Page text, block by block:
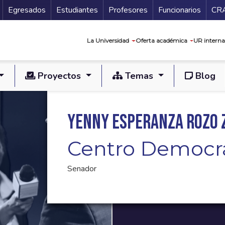
Secundario
Egresados Estudiantes Profesores Funcionarios
La Universidad Oferta académica UR
Proyectos Temas Blog
Yenny Esperanza Rozo
Centro
Senador